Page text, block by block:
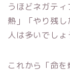
うほどネガテ
熱」「やり残
人は多いでしょ
これから「命